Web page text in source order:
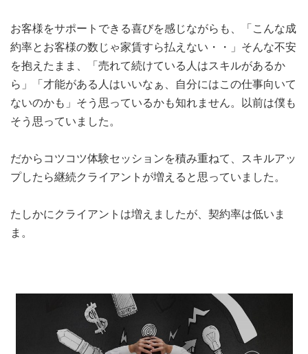
お客様をサポートできる喜びを感じながらも、「こんな成
約率とお客様の数じゃ家賃すら払えない・・」そんな不安
を抱えたまま、「売れて続けている人はスキルがあるか
ら」「才能がある人はいいなぁ、自分にはこの仕事向いて
ないのかも」そう思っているかも知れません。以前は僕も
そう思っていました。
だからコツコツ体験セッションを積み重ねて、スキルアッ
プしたら継続クライアントが増えると思っていました。
たしかにクライアントは増えましたが、契約率は低いま
ま。